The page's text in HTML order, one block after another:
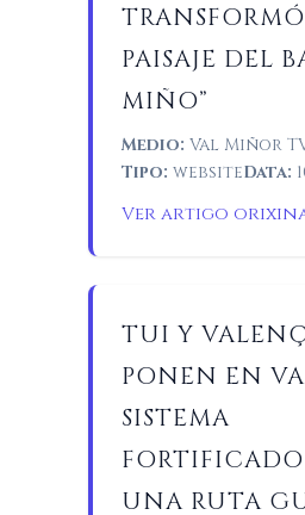
PAISAJE DEL
MIÑO”
Medio: Val Miñor
Tipo: websiteData:
Ver artigo
TUI Y
PONEN EN
SISTEMA
UNA RUTA